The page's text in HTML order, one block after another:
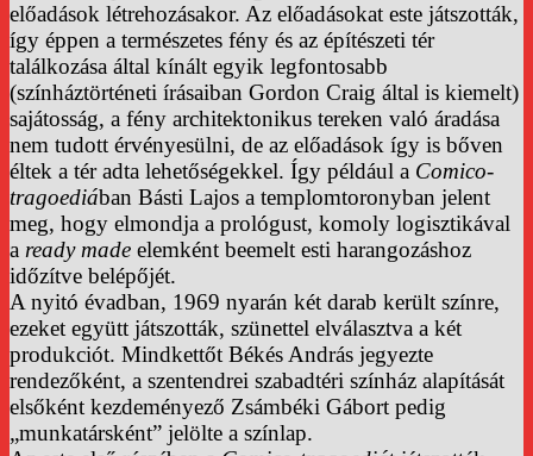
előadások létrehozásakor. Az előadásokat este játszották,
így éppen a természetes fény és az építészeti tér
találkozása által kínált egyik legfontosabb
(színháztörténeti írásaiban Gordon Craig által is kiemelt)
sajátosság, a fény architektonikus tereken való áradása
nem tudott érvényesülni, de az előadások így is bőven
éltek a tér adta lehetőségekkel. Így például a Comico-
tragoediában Básti Lajos a templomtoronyban jelent
meg, hogy elmondja a prológust, komoly logisztikával
a ready made elemként beemelt esti harangozáshoz
időzítve belépőjét.
A nyitó évadban, 1969 nyarán két darab került színre,
ezeket együtt játszották, szünettel elválasztva a két
produkciót. Mindkettőt Békés András jegyezte
rendezőként, a szentendrei szabadtéri színház alapítását
elsőként kezdeményező Zsámbéki Gábort pedig
„munkatársként” jelölte a színlap.